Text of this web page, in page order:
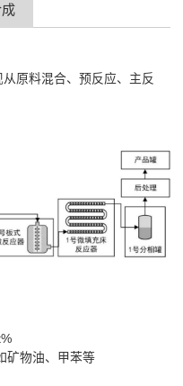
原料混合、预反应、主反
矿物油、甲苯等